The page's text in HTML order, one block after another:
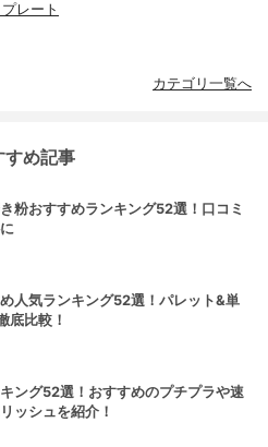
レート
カテゴリ一覧へ
すめ記事
粉おすすめランキング52選！口コミ
人気ランキング52選！パレット&単
底比較！
ング52選！おすすめのプチプラや速
ッシュを紹介！